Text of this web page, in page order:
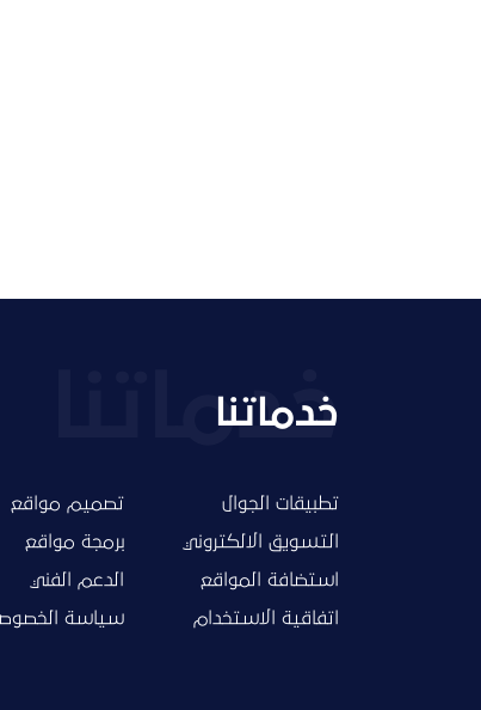
خدماتنا
تطبيقات الجوال تصميم مواقع
التسويق الالكتروني برمجة مواقع
استضافة المواقع الدعم الفني
اتفاقية الاستخدام سياسة